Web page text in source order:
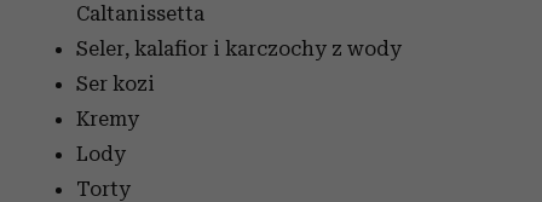
Caltanissetta
Seler, kalafior i karczochy z wody
Ser kozi
Kremy
Lody
Torty